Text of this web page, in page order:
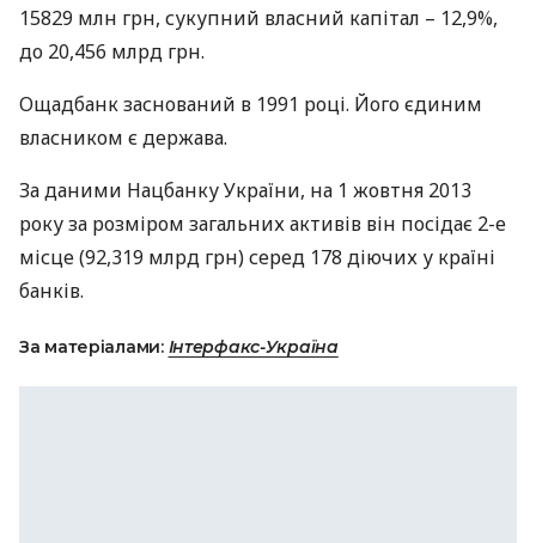
15829 млн грн, сукупний власний капітал – 12,9%,
до 20,456 млрд грн.
Ощадбанк заснований в 1991 році. Його єдиним
власником є держава.
За даними Нацбанку України, на 1 жовтня 2013
року за розміром загальних активів він посідає 2-е
місце (92,319 млрд грн) серед 178 діючих у країні
банків.
За матеріалами: Інтерфакс-Україна